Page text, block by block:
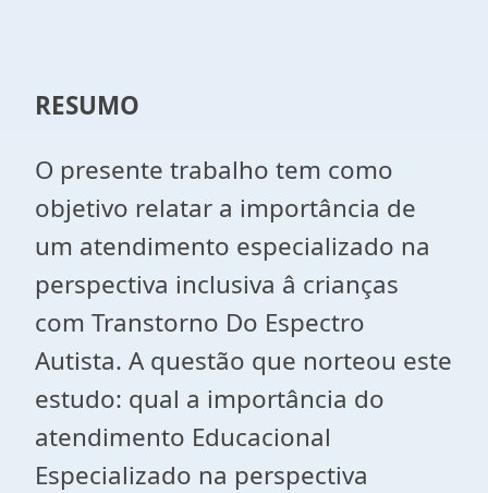
RESUMO
O presente trabalho tem como
objetivo relatar a importância de
um atendimento especializado na
perspectiva inclusiva â crianças
com Transtorno Do Espectro
Autista. A questão que norteou este
estudo: qual a importância do
atendimento Educacional
Especializado na perspectiva